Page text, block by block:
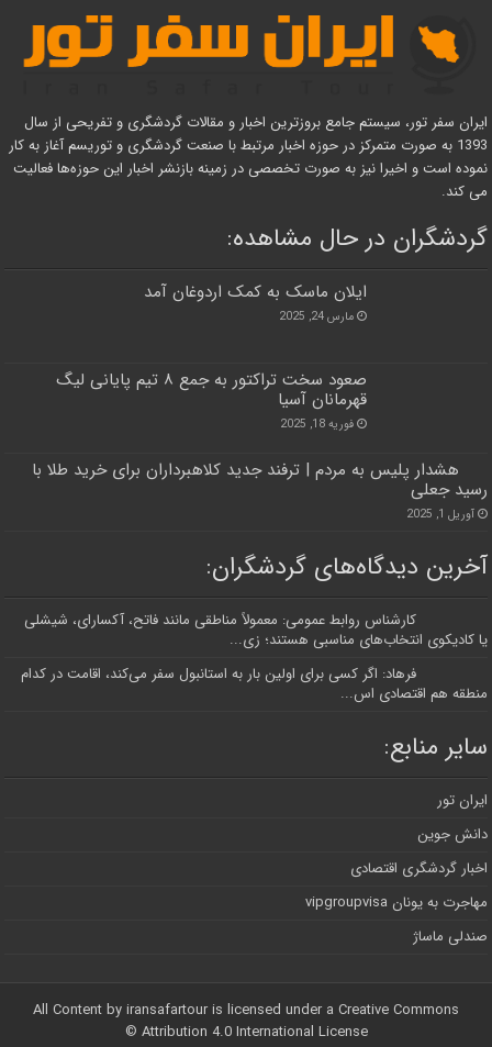
ایران سفر تور، سیستم جامع بروزترین اخبار و مقالات گردشگری و تفریحی از سال
1393 به صورت متمرکز در حوزه اخبار مرتبط با صنعت گردشگری و توریسم آغاز به کار
نموده است و اخیرا نیز به صورت تخصصی در زمینه بازنشر اخبار این حوزه‌ها فعالیت
می کند.
گردشگران در حال مشاهده:
ایلان ماسک به کمک اردوغان آمد
مارس 24, 2025
صعود سخت تراکتور به جمع ۸ تیم پایانی لیگ
قهرمانان آسیا
فوریه 18, 2025
هشدار پلیس به مردم | ترفند جدید کلاهبرداران برای خرید طلا با
رسید جعلی
آوریل 1, 2025
آخرین دیدگاه‌های گردشگران:
کارشناس روابط عمومی: معمولاً مناطقی مانند فاتح، آکسارای، شیشلی
یا کادیکوی انتخاب‌های مناسبی هستند؛ زی...
فرهاد: اگر کسی برای اولین بار به استانبول سفر می‌کند، اقامت در کدام
منطقه هم اقتصادی اس...
سایر منابع:
ایران تور
دانش جوین
اخبار گردشگری اقتصادی
مهاجرت به یونان vipgroupvisa
صندلی ماساژ
All Content by iransafartour is licensed under a Creative Commons
Attribution 4.0 International License ©️